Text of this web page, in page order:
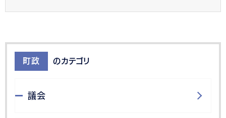
町政 のカテゴリ
議会